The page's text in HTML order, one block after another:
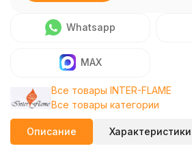
Whatsapp
MAX
Все товары INTER-FLAME
Все товары категории
Описание Характеристики